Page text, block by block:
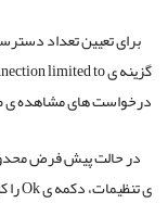
درخواست های مشاهده ی
در حالت پیش فرض
ی تنظیمات، دکمه ی Ok را کلیک کنید. (تصویر شماره ۴)